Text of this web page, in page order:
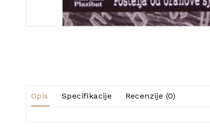
Opis Specifikacije Recenzije (0)